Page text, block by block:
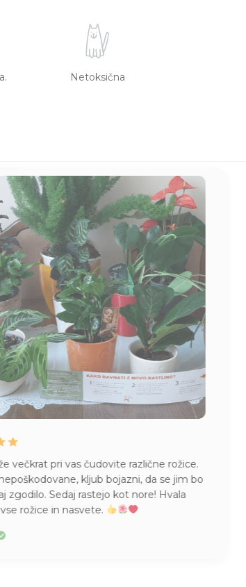
Netoksična
večkrat pri vas čudovite različne rožice.
kljub bojazni, da se jim bo
zgodilo. Sedaj rastejo kot nore! Hvala
rožice in nasvete.